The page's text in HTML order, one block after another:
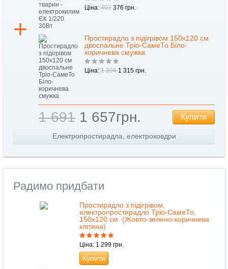
Ціна: 407 376 грн.
Простирадло з підігрівом 150х120 см
двоспальне Тріо-СамеТо Біло-
коричнева смужка
Ціна: 1 394 1 315 грн.
1 691 1 657грн. Купити
Електропростирадла, електроковдри
Радимо придбати
Простирадло з підігрівом,
електропростирадло Тріо-СамеТо,
150х120 см. (Жовто-зелено-коричнева
клітина)
Ціна: 1 299 грн.
Купити